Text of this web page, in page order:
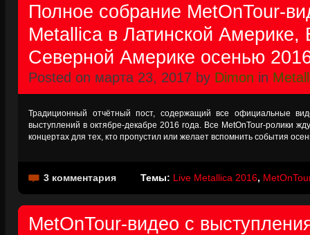
Полное собрание MetOnTour-
Metallica в Латинской Америке,
Северной Америке осенью
Posted on марта 23, 2017 by Dimon in
Традиционный отчётный пост, содержащий все официальные
выступлений в октябре-декабре 2016 года. Все MetOnTour-ролики
концертах для тех, кто пропустил или желает вспомнить события
3 комментария Темы: Live Metallica 2016,
MetOnTour-видео с